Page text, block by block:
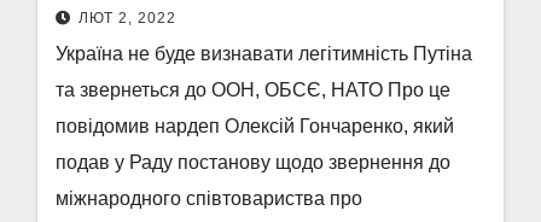
ЛЮТ 2, 2022
Україна не буде визнавати легітимність Путіна
та звернеться до ООН, ОБСЄ, НАТО Про це
повідомив нардеп Олексій Гончаренко, який
подав у Раду постанову щодо звернення до
міжнародного співтовариства про